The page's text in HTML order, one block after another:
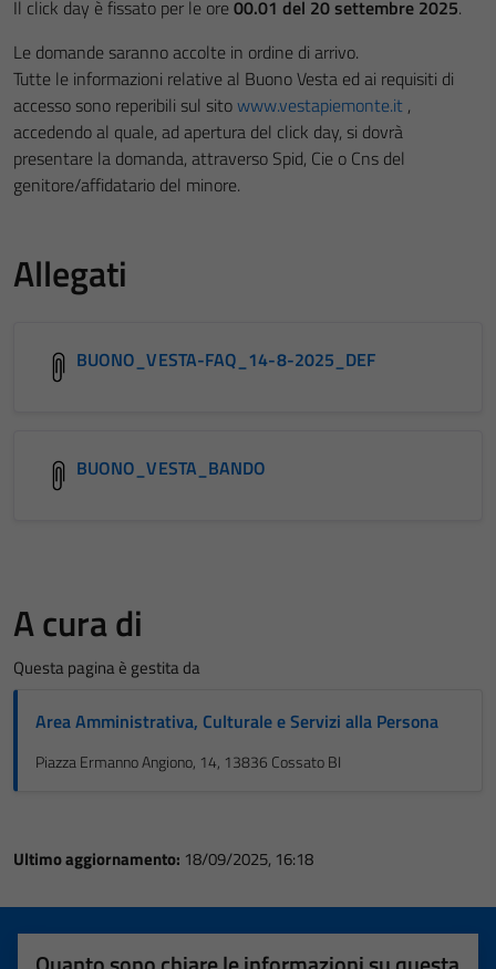
Il click day è fissato per le ore00.01 del 20 settembre 2025.
Le domande saranno accolte in ordine di arrivo.
Tutte le informazioni relative al Buono Vesta ed ai requisiti di
accesso sono reperibili sul sitowww.vestapiemonte.it ,
accedendo al quale, ad apertura del click day, si dovrà
presentare la domanda, attraverso Spid, Cie o Cns del
genitore/affidatario del minore.
Allegati
BUONO_VESTA-FAQ_14-8-2025_DEF
BUONO_VESTA_BANDO
A cura di
Questa pagina è gestita da
Area Amministrativa, Culturale e Servizi alla Persona
Piazza Ermanno Angiono, 14, 13836 Cossato BI
Ultimo aggiornamento: 18/09/2025, 16:18